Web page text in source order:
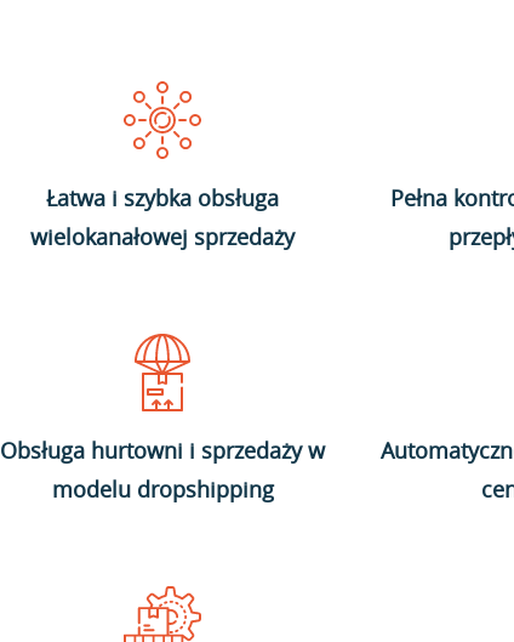
Łatwa i szybka obsługa
wielokanałowej sprzedaży
Pełna
Obsługa hurtowni i sprzedaży w
modelu dropshipping